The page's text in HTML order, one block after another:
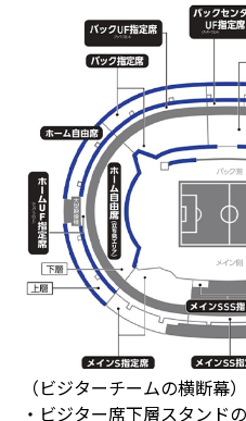
（ビジターチームの横断幕）
・ビジター席下層スタンド